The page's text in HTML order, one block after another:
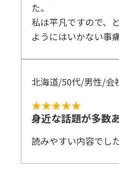
た。
私は平凡ですので、
ようにはいかない事
北海道/50代/男性/会
★★★★★
身近な話題が多数
読みやすい内容でした